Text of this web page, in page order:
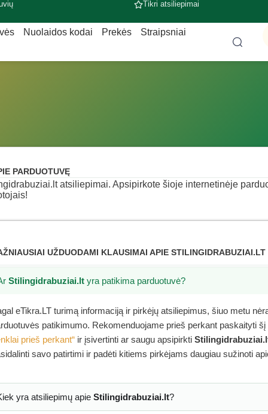
Tikri atsiliepimai
Nuolaidos kodai Prekės Straipsniai
PARDUOTUVĘ
atsiliepimai. Apsipirkote šioje internetinėje
UŽDUODAMI KLAUSIMAI APIE STILINGIDRABUZIAI.LT
Stilingidrabuziai.lt yra patikima parduotuvė?
eTikra.LT turimą informaciją ir pirkėjų atsiliepimus, šiuo metu
patikimumo. Rekomenduojame prieš perkant paskaityti šį
prieš perkant“ ir įsivertinti ar saugu apsipirkti
savo patirtimi ir padėti kitiems pirkėjams daugiau sužinoti
yra atsiliepimų apie Stilingidrabuziai.lt?